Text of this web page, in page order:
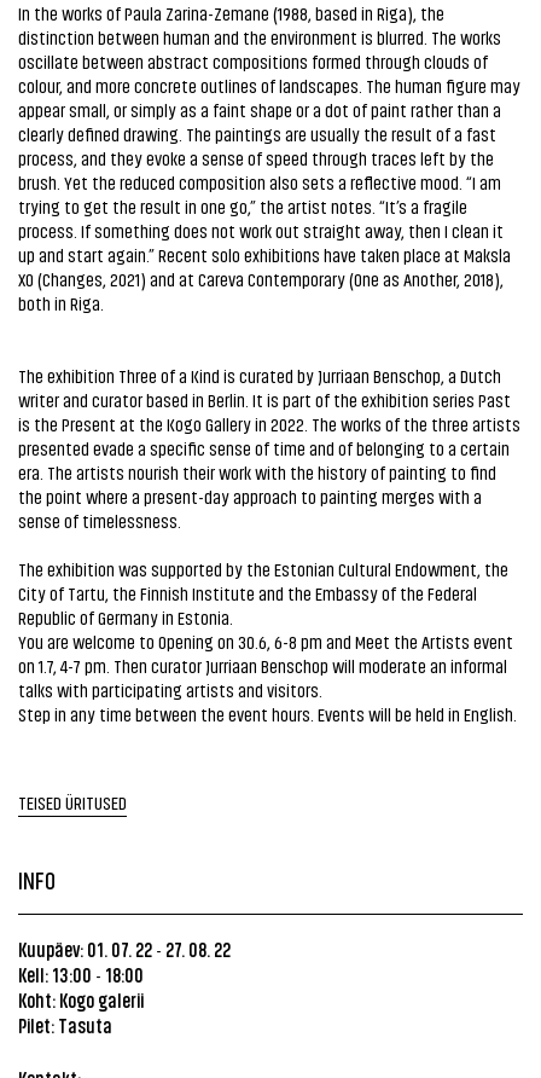
In the works of Paula Zarina-Zemane (1988, based in Riga), the
distinction between human and the environment is blurred. The works
oscillate between abstract compositions formed through clouds of
colour, and more concrete outlines of landscapes. The human figure may
appear small, or simply as a faint shape or a dot of paint rather than a
clearly defined drawing. The paintings are usually the result of a fast
process, and they evoke a sense of speed through traces left by the
brush. Yet the reduced composition also sets a reflective mood. “I am
trying to get the result in one go,” the artist notes. “It’s a fragile
process. If something does not work out straight away, then I clean it
up and start again.” Recent solo exhibitions have taken place at Maksla
XO (Changes, 2021) and at Careva Contemporary (One as Another, 2018),
both in Riga.
The exhibition Three of a Kind is curated by Jurriaan Benschop, a Dutch
writer and curator based in Berlin. It is part of the exhibition series Past
is the Present at the Kogo Gallery in 2022. The works of the three artists
presented evade a specific sense of time and of belonging to a certain
era. The artists nourish their work with the history of painting to find
the point where a present-day approach to painting merges with a
sense of timelessness.
The exhibition was supported by the Estonian Cultural Endowment, the
City of Tartu, the Finnish Institute and the Embassy of the Federal
Republic of Germany in Estonia.
You are welcome to Opening on 30.6, 6-8 pm and Meet the Artists event
on 1.7, 4-7 pm. Then curator Jurriaan Benschop will moderate an informal
talks with participating artists and visitors.
Step in any time between the event hours. Events will be held in English.
TEISED ÜRITUSED
INFO
Kuupäev: 01. 07. 22 - 27. 08. 22
Kell: 13:00 - 18:00
Koht: Kogo galerii
Pilet: Tasuta